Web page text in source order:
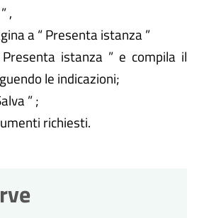
,
a “ Presenta istanza ”
istanza ” e compila il
le indicazioni;
” ;
richiesti.